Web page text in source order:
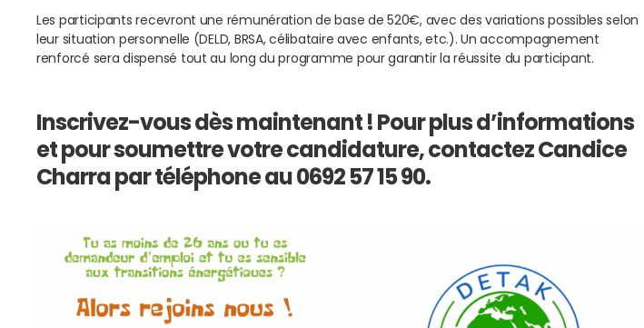
Les participants recevront une rémunération de base de 520€, avec des variations possibles selon
leur situation personnelle (DELD, BRSA, célibataire avec enfants, etc.). Un accompagnement
renforcé sera dispensé tout au long du programme pour garantir la réussite du participant.
Inscrivez-vous dès maintenant ! Pour plus d’informations
et pour soumettre votre candidature, contactez Candice
Charra par téléphone au 0692 57 15 90.